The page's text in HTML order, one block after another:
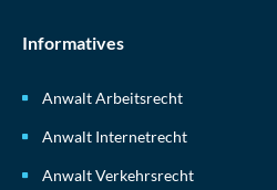
Informatives
Anwalt Arbeitsrecht
Anwalt Internetrecht
Anwalt Verkehrsrecht